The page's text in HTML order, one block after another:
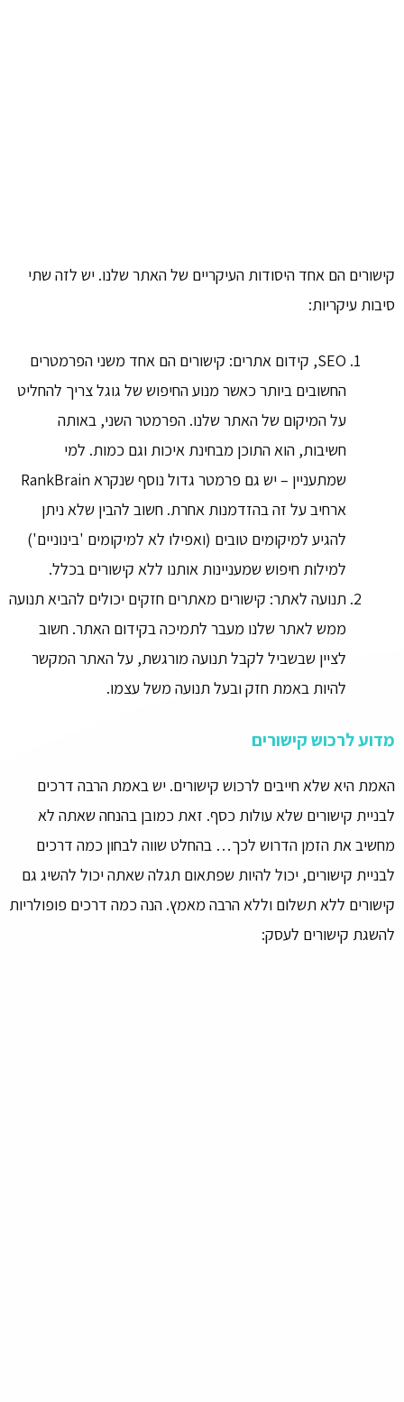
קישורים הם אחד היסודות העיקריים של האתר שלנו. יש לזה שתי
סיבות עיקריות:
SEO, קידום אתרים: קישורים הם אחד משני הפרמטרים
החשובים ביותר כאשר מנוע החיפוש של גוגל צריך להחליט
על המיקום של האתר שלנו. הפרמטר השני, באותה
חשיבות, הוא התוכן מבחינת איכות וגם כמות. למי
שמתעניין – יש גם פרמטר גדול נוסף שנקרא RankBrain
ארחיב על זה בהזדמנות אחרת. חשוב להבין שלא ניתן
להגיע למיקומים טובים (ואפילו לא למיקומים 'בינוניים')
למילות חיפוש שמעניינות אותנו ללא קישורים בכלל.
תנועה לאתר: קישורים מאתרים חזקים יכולים להביא תנועה
ממש לאתר שלנו מעבר לתמיכה בקידום האתר. חשוב
לציין שבשביל לקבל תנועה מורגשת, על האתר המקשר
להיות באמת חזק ובעל תנועה משל עצמו.
מדוע לרכוש קישורים
האמת היא שלא חייבים לרכוש קישורים. יש באמת הרבה דרכים
לבניית קישורים שלא עולות כסף. זאת כמובן בהנחה שאתה לא
מחשיב את הזמן הדרוש לכך… בהחלט שווה לבחון כמה דרכים
לבניית קישורים, יכול להיות שפתאום תגלה שאתה יכול להשיג גם
קישורים ללא תשלום וללא הרבה מאמץ. הנה כמה דרכים פופולריות
להשגת קישורים לעסק: